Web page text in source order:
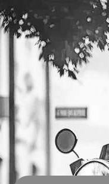
Se
connecter